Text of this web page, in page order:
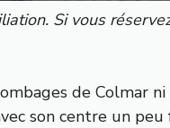
Si vous
de Colmar
son centre un